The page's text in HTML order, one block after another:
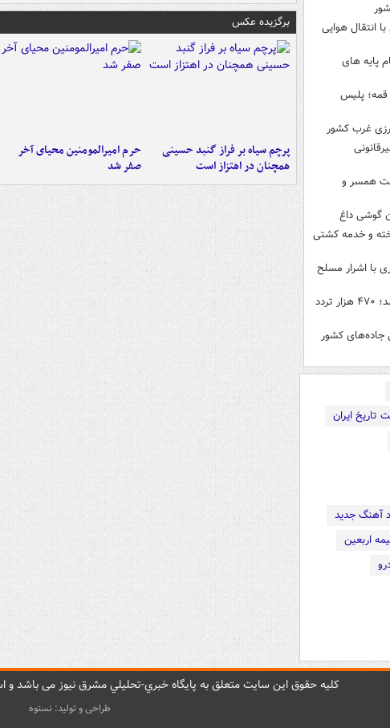
انتقال هوایی
پایه های
قمه؛ پلیس
غرب کشور
همسر و
گوشی داغ
و خدمه کشتی
با اشرار مسلح
رکورد تردد اربعین شکسته شد؛ ۴۷۰ هزار تردد
جاده‌های کشور
تاریخ ایران
آهنگ جدید
اربعین
برگزیده عکس
پرچم سیاه بر فراز گنبد حسینی
همچنان در اهتزاز است
حرم امیرالمومنین محیای آخر
صفر شد
کليه حقوق اين سايت متعلق به پایگاه خبري-تحليلي مشرق نيوز می باشد و
طراحی و تولید: نستوه